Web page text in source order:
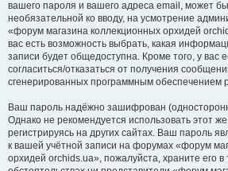
вашего пароля и вашего адреса email, может
необязательной ко вводу, на усмотрение
«форум магазина коллекционных орхидей
вас есть возможность выбрать, какая
записи будет общедоступна. Кроме того, у вас
согласиться/отказаться от получения
сгенерированных программным обеспечением
Ваш пароль надёжно зашифрован
Однако не рекомендуется использовать этот
регистрируясь на других сайтах. Ваш пароль
к вашей учётной записи на форумах «форум
орхидей orchids.ua», пожалуйста, храните его в